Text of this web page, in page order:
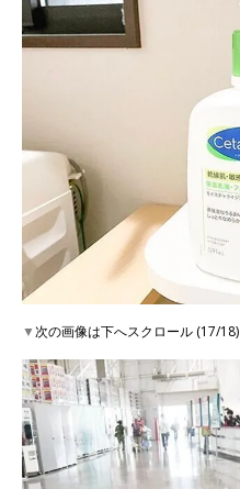
▼次の画像は下へスクロール (17/18)